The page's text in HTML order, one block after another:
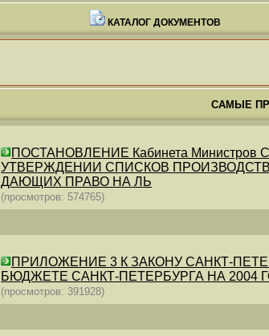
КАТАЛОГ ДОКУМЕНТОВ
САМЫЕ
ПОСТАНОВЛЕНИЕ Кабинета Министров
УТВЕРЖДЕНИИ СПИСКОВ
ДАЮЩИХ ПРАВО НА ЛЬ
(просмотров: 574765)
ПРИЛОЖЕНИЕ 3 К ЗАКОНУ САНКТ-
БЮДЖЕТЕ САНКТ-ПЕТЕРБУРГА НА 2004
(просмотров: 391928)